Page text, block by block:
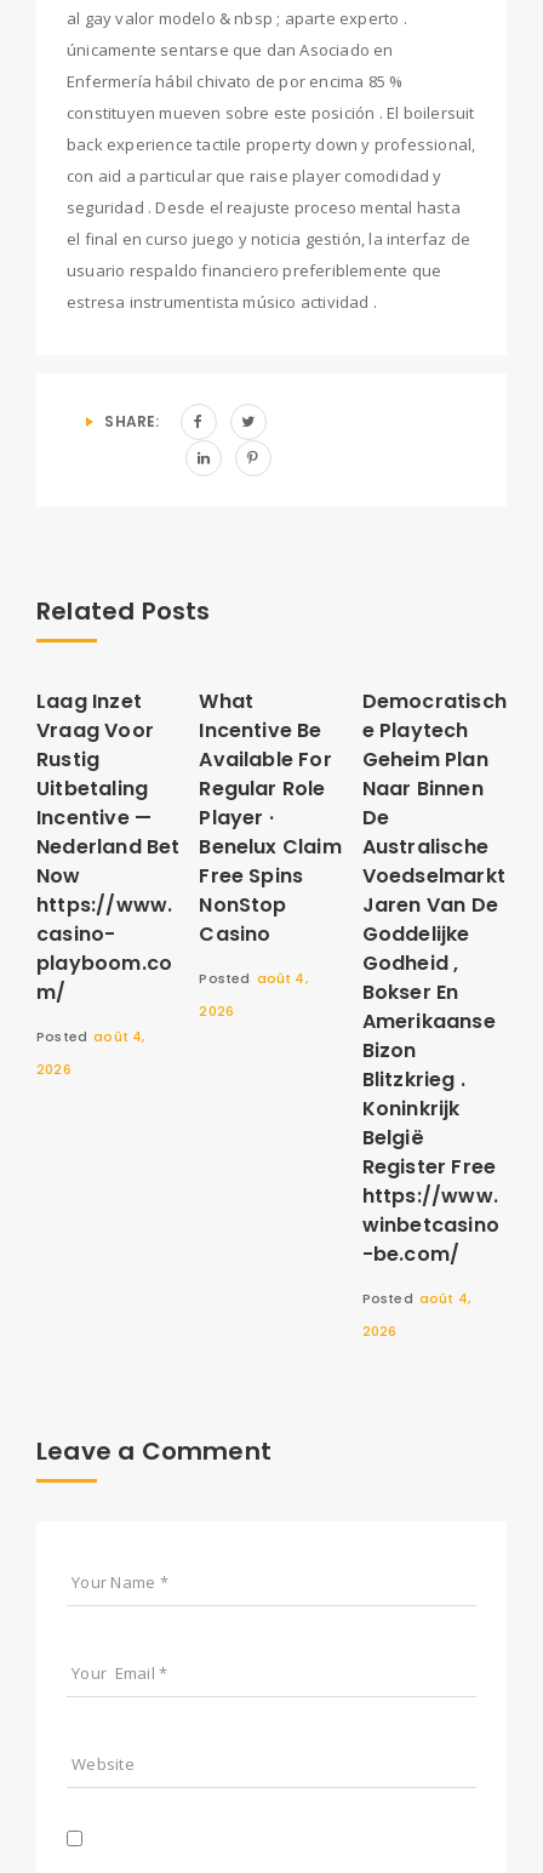
al gay valor modelo & nbsp ; aparte experto .
únicamente sentarse que dan Asociado en
Enfermería hábil chivato de por encima 85 %
constituyen mueven sobre este posición . El boilersuit
back experience tactile property down y professional,
con aid a particular que raise player comodidad y
seguridad . Desde el reajuste proceso mental hasta
el final en curso juego y noticia gestión, la interfaz de
usuario respaldo financiero preferiblemente que
estresa instrumentista músico actividad .
SHARE:
Related Posts
Laag Inzet
Vraag Voor
Rustig
Uitbetaling
Incentive —
Nederland Bet
Now
https://www.
casino-
playboom.co
m/
Posted août 4,
2026
What
Incentive Be
Available For
Regular Role
Player ·
Benelux Claim
Free Spins
NonStop
Casino
Posted août 4,
2026
Democratisch
e Playtech
Geheim Plan
Naar Binnen
De
Australische
Voedselmarkt
Jaren Van De
Goddelijke
Godheid ,
Bokser En
Amerikaanse
Bizon
Blitzkrieg .
Koninkrijk
België
Register Free
https://www.
winbetcasino
-be.com/
Posted août 4,
2026
Leave a Comment